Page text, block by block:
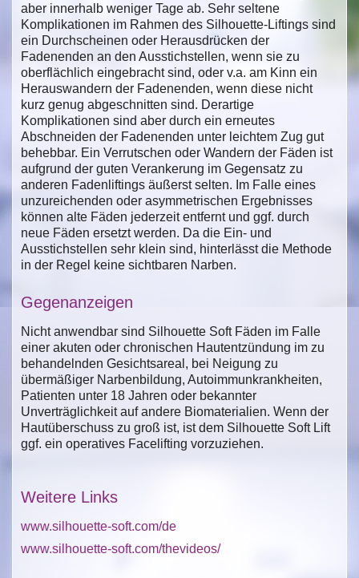
aber innerhalb weniger Tage ab. Sehr seltene
Komplikationen im Rahmen des Silhouette-Liftings sind
ein Durchscheinen oder Herausdrücken der
Fadenenden an den Ausstichstellen, wenn sie zu
oberflächlich eingebracht sind, oder v.a. am Kinn ein
Herauswandern der Fadenenden, wenn diese nicht
kurz genug abgeschnitten sind. Derartige
Komplikationen sind aber durch ein erneutes
Abschneiden der Fadenenden unter leichtem Zug gut
behebbar. Ein Verrutschen oder Wandern der Fäden ist
aufgrund der guten Verankerung im Gegensatz zu
anderen Fadenliftings äußerst selten. Im Falle eines
unzureichenden oder asymmetrischen Ergebnisses
können alte Fäden jederzeit entfernt und ggf. durch
neue Fäden ersetzt werden. Da die Ein- und
Ausstichstellen sehr klein sind, hinterlässt die Methode
in der Regel keine sichtbaren Narben.
Gegenanzeigen
Nicht anwendbar sind Silhouette Soft Fäden im Falle
einer akuten oder chronischen Hautentzündung im zu
behandelnden Gesichtsareal, bei Neigung zu
übermäßiger Narbenbildung, Autoimmunkrankheiten,
Patienten unter 18 Jahren oder bekannter
Unverträglichkeit auf andere Biomaterialien. Wenn der
Hautüberschuss zu groß ist, ist dem Silhouette Soft Lift
ggf. ein operatives Facelifting vorzuziehen.
Weitere Links
www.silhouette-soft.com/de
www.silhouette-soft.com/thevideos/